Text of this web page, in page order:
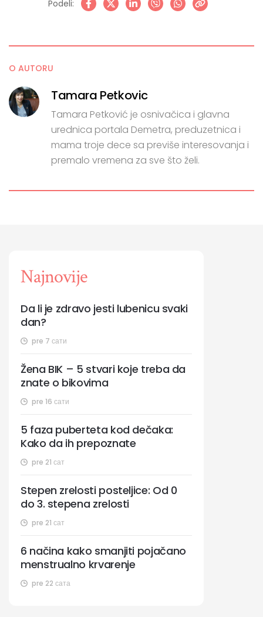
Podeli:
O AUTORU
Tamara Petkovic
Tamara Petković je osnivačica i glavna
urednica portala Demetra, preduzetnica i
mama troje dece sa previše interesovanja i
premalo vremena za sve što želi.
Najnovije
pre 7 сати
Da li je zdravo jesti lubenicu svaki
dan?
pre 16 сати
Žena BIK – 5 stvari koje treba da
znate o bikovima
pre 21 сат
5 faza puberteta kod dečaka:
Kako da ih prepoznate
pre 21 сат
Stepen zrelosti posteljice: Od 0
do 3. stepena zrelosti
pre 22 сата
6 načina kako smanjiti pojačano
menstrualno krvarenje